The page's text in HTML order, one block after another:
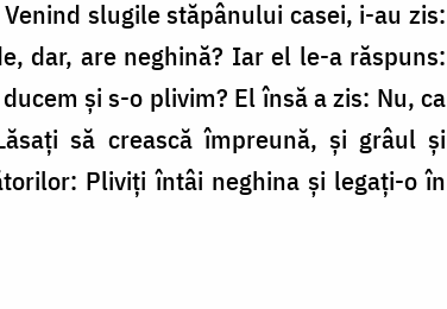
slugile stăpânului casei, i-au zis:
dar, are neghină? Iar el le-a răspuns:
și s-o plivim? El însă a zis: Nu, ca
să crească împreună, și grâul și
Pliviți întâi neghina și legați-o în